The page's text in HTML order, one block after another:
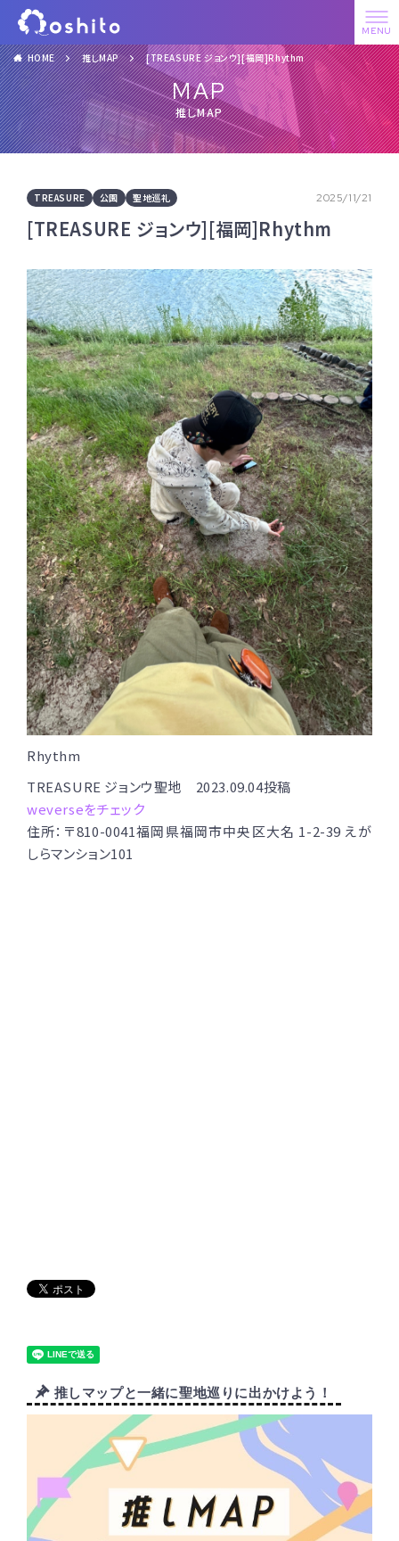
HOME 推しMAP [TREASURE ジョンウ][福岡]Rhythm
MAP
推しMAP
TREASURE 公園 聖地巡礼 2025/11/21
[TREASURE ジョンウ][福岡]Rhythm
Rhythm
TREASURE ジョンウ聖地 2023.09.04投稿
weverseをチェック
住所： 〒810-0041福岡県福岡市中央区大名 1-2-39 えが
しらマンション101
推しマップと一緒に聖地巡りに出かけよう！